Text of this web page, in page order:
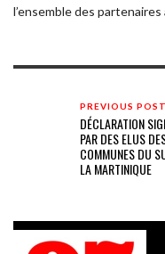
l’ensemble des
PREVIOUS POST
DÉCLARATION
PAR DES ELUS
COMMUNES DU
LA MARTINIQUE